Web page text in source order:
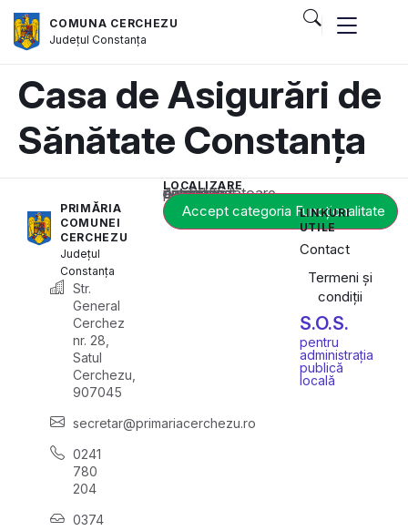
COMUNA CERCHEZU
JudețulConstanța
Casa de Asigurări de
Sănătate Constanța
PRIMĂRIA
COMUNEI
CERCHEZU
Județul
Constanța
Str.
General
Cerchez
nr. 28,
Satul
Cerchezu,
907045
secretar@primariacerchezu.ro
0241
780
204
0374
LOCALIZARE
Acest conținut este blocat până când acceptați categoria corespunzătoare de cookie-uri.
Accept categoria Funcționalitate
LINKURI
UTILE
Contact
Termeni și
condiții
S.O.S.
pentru
administrația
publică
locală